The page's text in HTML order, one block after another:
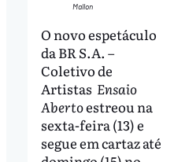
Mallon
O novo espetáculo
da BR S.A. –
Coletivo de
Artistas Ensaio
Abertoestreou na
sexta-feira (13) e
segue em cartaz até